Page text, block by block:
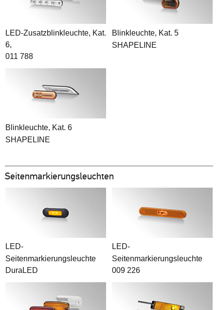
LED-Zusatzblinkleuchte, Kat.
6,
011 788
Blinkleuchte, Kat. 5
SHAPELINE
Blinkleuchte, Kat. 6
SHAPELINE
Seitenmarkierungsleuchten
LED-
Seitenmarkierungsleuchte
DuraLED
LED-
Seitenmarkierungsleuchte
009 226